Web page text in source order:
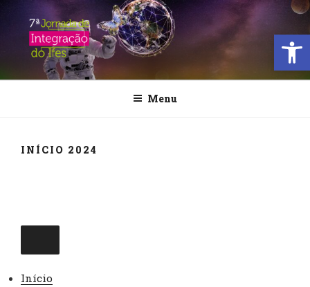
conteúdo
JORNADA DE INTEGRAÇÃO
Menu
INÍCIO 2024
Início